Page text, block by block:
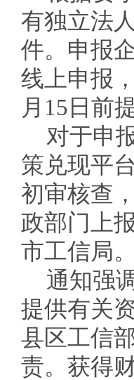
有独立法
件。申报
线上申报
月15日前
对于申
策兑现平
初审核查
政部门上
市工信局。
通知强
提供有关
县区工信
责。获得